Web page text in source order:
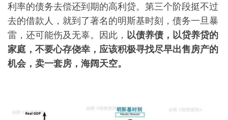
利率的债务去偿还到期的高利贷。第三个阶段挺不过
去的借款人，就到了著名的明斯基时刻，债务一旦暴
雷，还可能伤及无辜。因此， 以债养债，以贷养贷的
家庭，不要心存侥幸，应该积极寻找尽早出售房产的
机会，卖一套房，海阔天空。